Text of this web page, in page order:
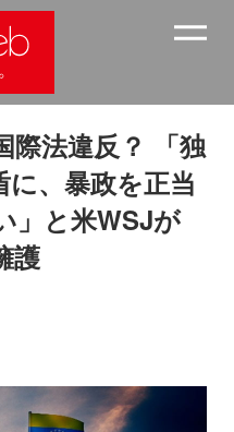
際法違反？ 「独
、暴政を正当
」と米WSJが
護